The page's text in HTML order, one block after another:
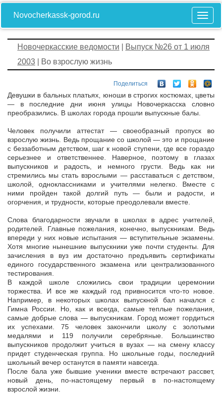
Novocherkassk-gorod.ru
Новочеркасские ведомости
Выпуск №26 от 1 июля
2003 | Во взрослую жизнь
Поделиться
Девушки в бальных платьях, юноши в строгих костюмах, цветы
— в последние дни июня улицы Новочеркасска словно
преобразились. В школах города прошли выпускные балы.
Человек получили аттестат — своеобразный пропуск во
взрослую жизнь. Ведь прощание со школой — это и прощание
с беззаботным детством, шаг к новой ступени, где все гораздо
серьезнее и ответственнее. Наверное, поэтому в глазах
выпускников и радость, и немного грусти. Ведь как ни
стремились мы стать взрослыми — расставаться с детством,
школой, одноклассниками и учителями нелегко. Вместе с
ними пройден такой долгий путь — были и радости, и
огорчения, и трудности, которые преодолевали вместе.
Слова благодарности звучали в школах в адрес учителей,
родителей. Главные пожелания, конечно, выпускникам. Ведь
впереди у них новые испытания — вступительные экзамены.
Хотя многие нынешние выпускники уже почти студенты. Для
зачисления в вуз им достаточно предъявить сертификаты
единого государственного экзамена или централизованного
тестирования.
В каждой школе сложились свои традиции церемонии
торжества. И все же каждый год привносится что-то новое.
Например, в некоторых школах выпускной бал начался с
Гимна России. Но, как и всегда, самые теплые пожелания,
самые добрые слова — выпускникам. Город может гордиться
их успехами. 75 человек закончили школу с золотыми
медалями и 119 получили серебряные. Большинство
выпускников продолжит учиться в вузах — на смену классу
придет студенческая группа. Но школьные годы, последний
школьный вечер останутся в памяти навсегда.
После бала уже бывшие ученики вместе встречают рассвет,
новый день, по-настоящему первый в по-настоящему
взрослой жизни.